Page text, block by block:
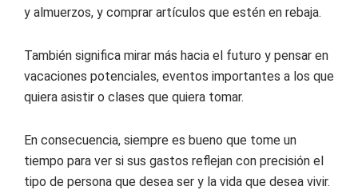
y almuerzos, y comprar artículos que estén en rebaja.
También significa mirar más hacia el futuro y pensar en
vacaciones potenciales, eventos importantes a los que
quiera asistir o clases que quiera tomar.
En consecuencia, siempre es bueno que tome un
tiempo para ver si sus gastos reflejan con precisión el
tipo de persona que desea ser y la vida que desea vivir.